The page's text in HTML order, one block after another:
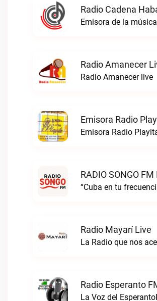
Radio Cadena
Emisora de la
Radio Amanecer
Radio Amanecer live
Emisora Radio
Emisora Radio
RADIO SONGO FM
“Cuba en tu
Radio Mayarí Live
La Radio que nos
Radio Esperanto
La Voz del